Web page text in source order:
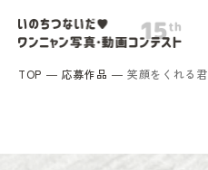
TOP 応募作品 笑顔をくれる君